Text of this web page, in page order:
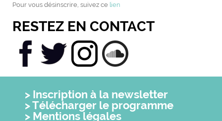
Pour vous désinscrire, suivez ce lien
RESTEZ EN CONTACT
Inscription à la newsletter
Télécharger le programme
Mentions légales